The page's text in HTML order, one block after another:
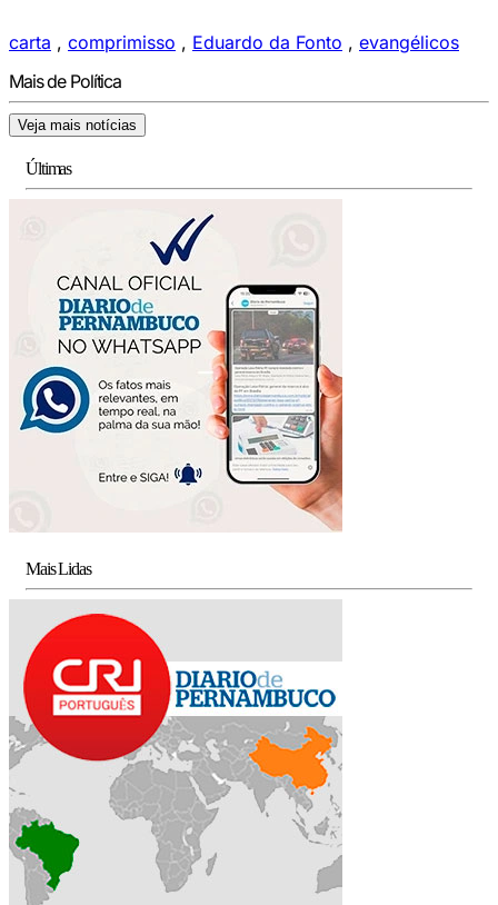
carta , comprimisso , Eduardo da Fonto , evangélicos
Mais de Política
Veja mais notícias
Últimas
Mais Lidas